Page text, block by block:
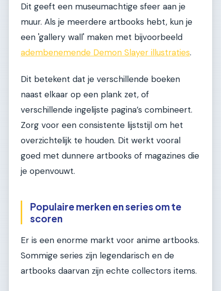
Dit geeft een museumachtige sfeer aan je
muur. Als je meerdere artbooks hebt, kun je
een 'gallery wall' maken met bijvoorbeeld
adembenemende Demon Slayer illustraties.
Dit betekent dat je verschillende boeken
naast elkaar op een plank zet, of
verschillende ingelijste pagina’s combineert.
Zorg voor een consistente lijststijl om het
overzichtelijk te houden. Dit werkt vooral
goed met dunnere artbooks of magazines die
je openvouwt.
Populaire merken en series om te
scoren
Er is een enorme markt voor anime artbooks.
Sommige series zijn legendarisch en de
artbooks daarvan zijn echte collectors items.